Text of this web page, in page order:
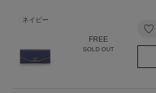
ネイビー
FREE
SOLD OUT